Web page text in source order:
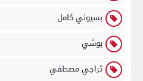
بسيوني كامل
بوشي
تراجي مصطفي